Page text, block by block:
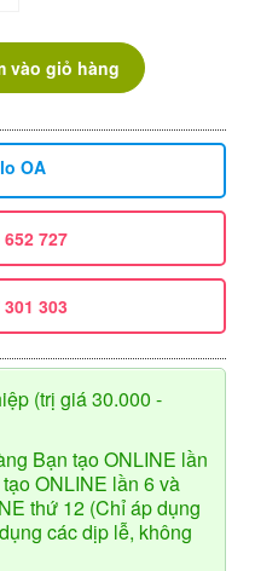
vào giỏ hàng
OA
652 727
303
(trị giá 30.000 -
Bạn tạo ONLINE lần
ONLINE lần 6 và
thứ 12 (Chỉ áp dụng
các dịp lễ, không